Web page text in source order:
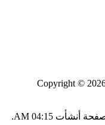
Copyright ©